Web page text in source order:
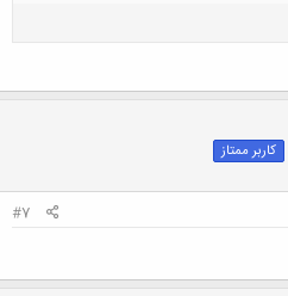
کاربر ممتاز
#7